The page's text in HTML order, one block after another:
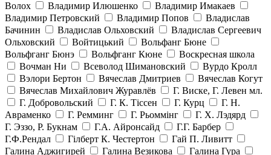
Волох
Владимир Илюшенко
Владимир Имакаев
Владимир Петровский
Владимир Попов
Владислав
Бачинин
Владислав Ольховский
Владислав Сергеевич
Ольховский
Войтицький
Вольфанг Бюне
Вольфганг Бюнэ
Вольфганг Кюне
Воскресная школа
Вочман Ни
Всеволод Шимановский
Вурдо Кролл
Вэлори Бертон
Вячеслав Дмитриев
Вячеслав Когут
Вячеслав Михайлович Журавлёв
Г. Виске, Г. Левен мл.
Г. Добровольский
Г. К. Тiссен Г. Курц
Г. Н.
Авраменко
Г. Ремминг Г. Рьоммінг
Г. Х. Лэдярд
Г. Эззо, Р. Букнам
Г.А. Айронсайд
Г.Г. Барбер
Г.Ф.Рендал
Гілберт К. Честертон
Гай П. Ливитт
Галина Аджигирей
Галина Везикова
Галина Гура